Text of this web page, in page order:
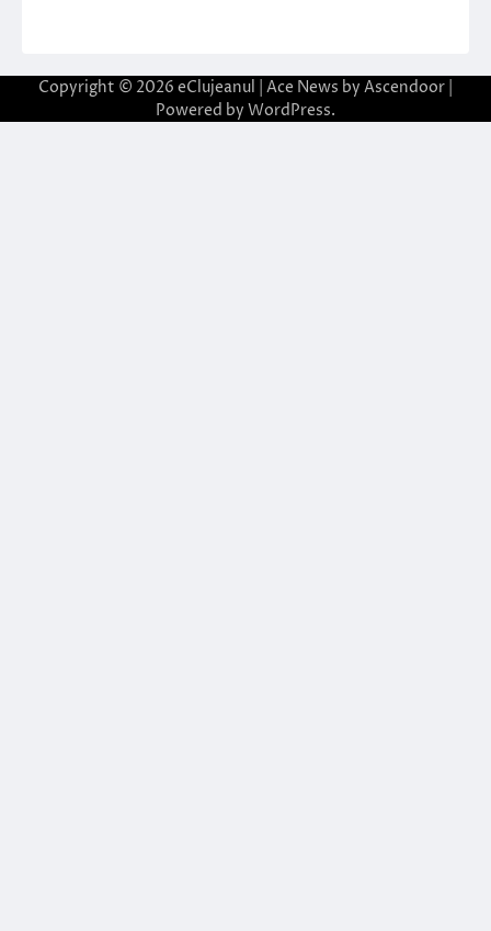
Copyright © 2026 eClujeanul | Ace News by Ascendoor
Powered by WordPress.